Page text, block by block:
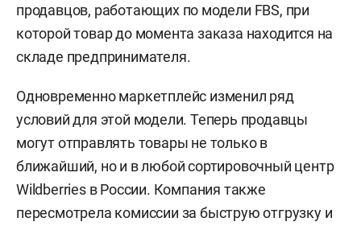
продавцов, работающих по модели FBS, при
которой товар до момента заказа находится на
складе предпринимателя.
Одновременно маркетплейс изменил ряд
условий для этой модели. Теперь продавцы
могут отправлять товары не только в
ближайший, но и в любой сортировочный центр
Wildberries в России. Компания также
пересмотрела комиссии за быструю отгрузку и